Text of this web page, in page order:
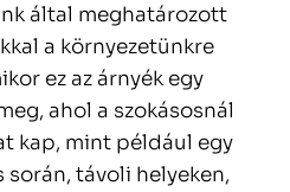
által meghatározott
a környezetünkre
ez az árnyék egy
ahol a szokásosnál
kap, mint például egy
során, távoli helyeken,